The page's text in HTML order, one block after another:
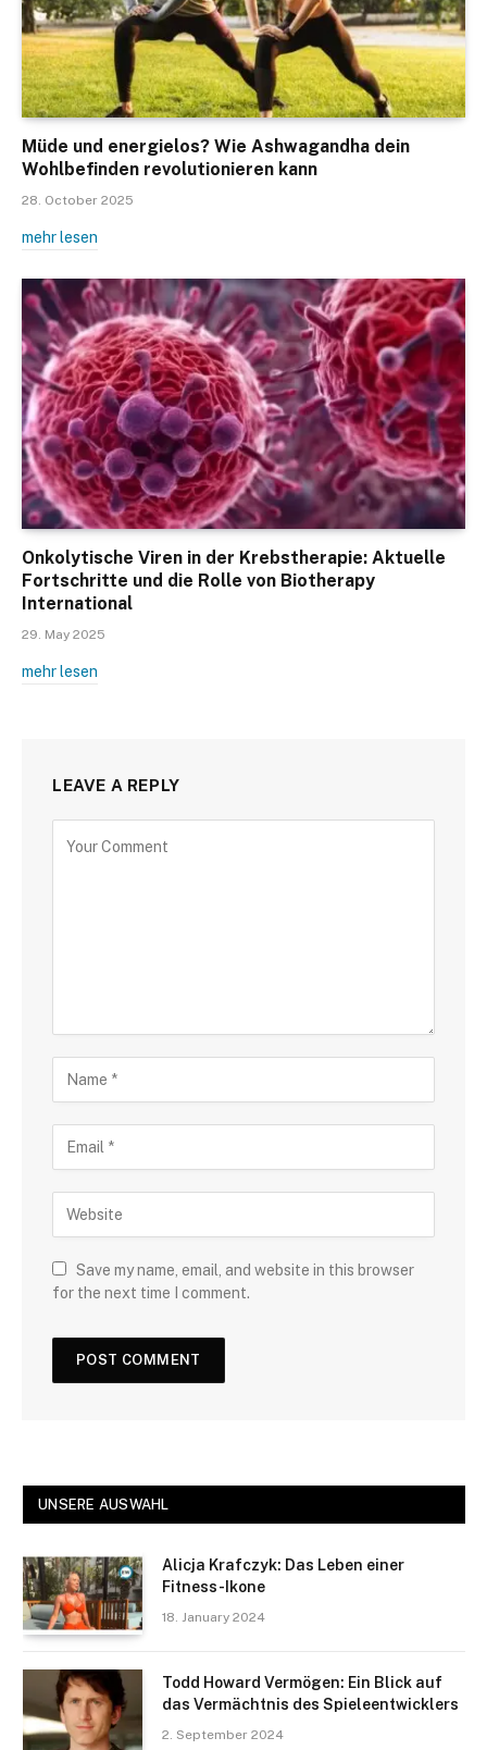
Müde und energielos? Wie Ashwagandha dein
Wohlbefinden revolutionieren kann
28. October 2025
mehr lesen
Onkolytische Viren in der Krebstherapie: Aktuelle
Fortschritte und die Rolle von Biotherapy
International
29. May 2025
mehr lesen
LEAVE A REPLY
Save my name, email, and website in this browser
for the next time I comment.
UNSERE AUSWAHL
Alicja Krafczyk: Das Leben einer
Fitness-Ikone
18. January 2024
Todd Howard Vermögen: Ein Blick auf
das Vermächtnis des Spieleentwicklers
2. September 2024